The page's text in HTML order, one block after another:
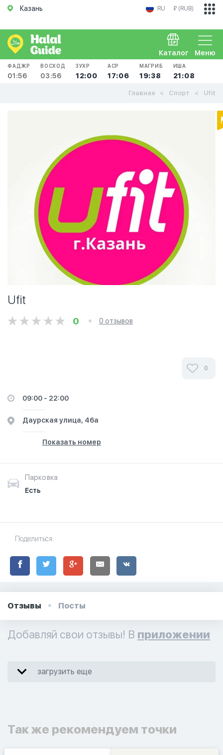
Казань RU ₽ (RUB)
Меню
Каталог
ФАДЖР
01:56
ВОСХОД
03:56
ЗУХР
12:00
АСР
17:06
МАГРИБ
19:38
ИША
21:08
Главная Спорт Ufit
Ufit
0 0 отзывов
0
09:00 - 22:00
​Даурская улица, 46а
Показать номер
Парковка
Есть
Поделиться:
Отзывы Посты
Добавляй свои отзывы! В приложении
загрузить еще
Так же рекомендуем точки